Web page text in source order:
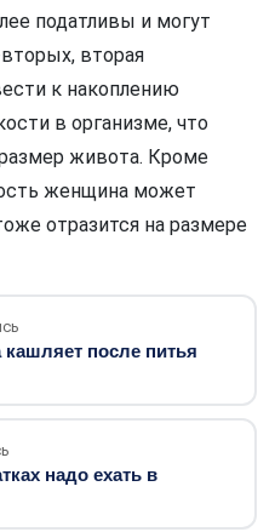
податливы и могут
вторая
к накоплению
в организме, что
живота. Кроме
женщина может
отразится на размере
после питья
надо ехать в